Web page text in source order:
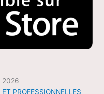
2026
PROFESSIONNELLES